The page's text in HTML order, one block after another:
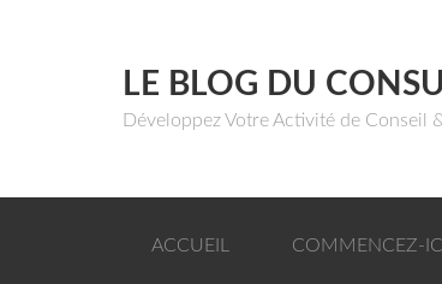
LE BLOG DU
Développez Votre Activité de Conseil
ACCUEIL COMMENCEZ-